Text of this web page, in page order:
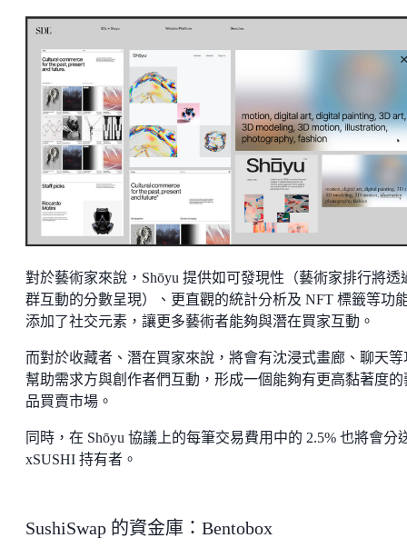
對於藝術家來說，Shōyu 提供如可發現性（藝術家排行將透
群互動的分數呈現）、更直觀的統計分析及 NFT 標籤等功
添加了社交元素，讓更多藝術者能夠與潛在買家互動。
而對於收藏者、潛在買家來說，將會有沈浸式畫廊、聊天等
幫助需求方與創作者們互動，形成一個能夠有更高黏著度的
品買賣市場。
同時，在 Shōyu 協議上的每筆交易費用中的 2.5% 也將會分
xSUSHI 持有者。
SushiSwap 的資金庫：Bentobox